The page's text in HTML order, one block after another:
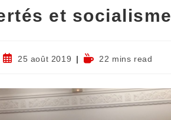
et socialisme
25 août 2019 22 mins read